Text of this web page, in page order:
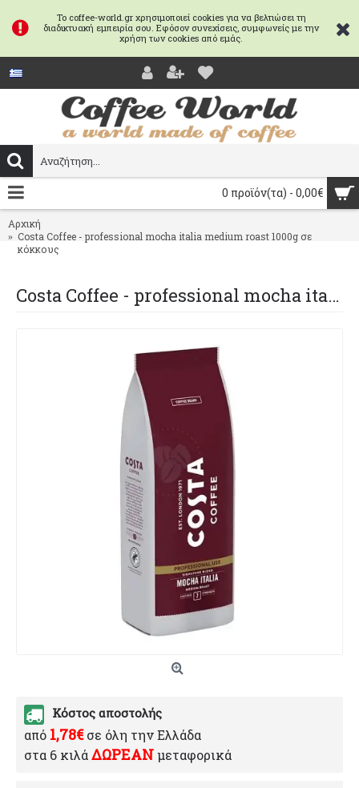
Το coffee-world.gr χρησιμοποιεί cookies για να βελτιώσει τη
διαδικτυακή εμπειρία σου. Εφόσον συνεχίσεις, συμφωνείς με την
χρήση των cookies από εμάς.
0 προϊόν(τα) - 0,00€
Αρχική
Costa Coffee - professional mocha italia medium roast 1000g σε
κόκκους
Costa Coffee - professional mocha italia medium roast 1000g σε κόκκους
Κόστος αποστολής
από 1,78€σε όλη την Ελλάδα
στα 6 κιλάΔΩΡΕΑΝμεταφορικά